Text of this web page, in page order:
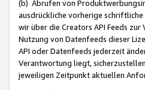
(b) Abrufen von
ausdrückliche vorherige
wir über die Creators API Feeds
Nutzung von Datenfeeds dieser
API oder Datenfeeds jederzeit
Verantwortung liegt,
jeweiligen Zeitpunkt aktuellen